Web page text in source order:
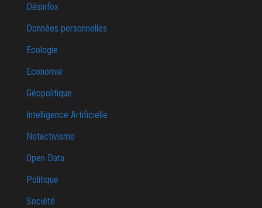
Désinfox
Données personnelles
Ecologie
Economie
Géopolitique
Intelligence Artificielle
Netactivisme
Open Data
Politique
Société